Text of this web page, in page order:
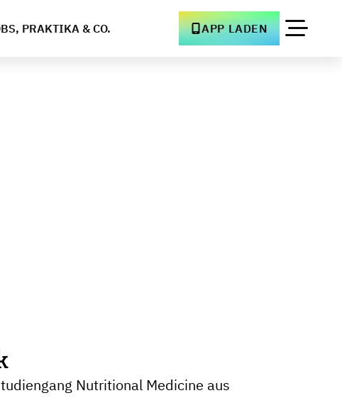
PRAKTIKA & CO. APP LADEN
Nutritional Medicine aus